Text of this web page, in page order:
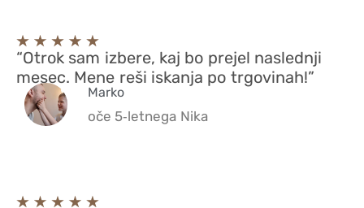
“Otrok sam izbere, kaj bo prejel naslednji
mesec. Mene reši iskanja po trgovinah!”
Marko
oče 5‑letnega Nika